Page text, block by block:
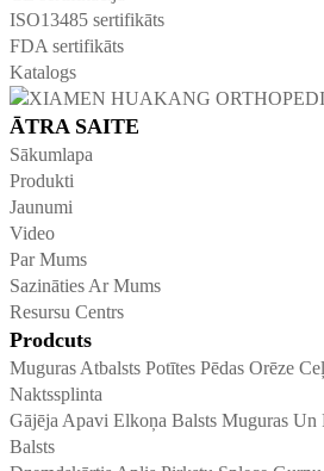
ISO13485 sertifikāts
FDA sertifikāts
Katalogs
ĀTRA SAITE
Sākumlapa
Produkti
Jaunumi
Video
Par Mums
Sazināties Ar Mums
Resursu Centrs
Prodcuts
Muguras Atbalsts Potītes Pēdas Orēze
Naktssplinta
Gājēja Apavi Elkoņa Balsts Muguras Un
Balsts